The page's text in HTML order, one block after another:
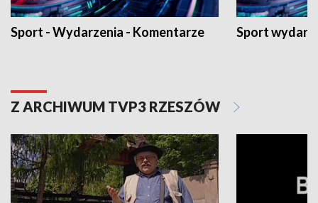
Sport - Wydarzenia - Komentarze Sport
Z ARCHIWUM TVP3 RZESZÓW